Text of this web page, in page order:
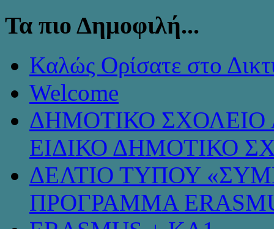
Τα πιο Δημοφιλή...
Καλώς Ορίσατε στο
Welcome
ΔΗΜΟΤΙΚΟ ΣΧΟΛΕΙΟ
ΕΙΔΙΚΟ ΔΗΜΟΤΙΚΟ
ΔΕΛΤΙΟ ΤΥΠΟΥ
ΠΡΟΓΡΑΜΜΑ